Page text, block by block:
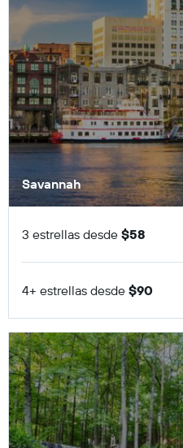
Savannah
3 estrellas desde $58
4+ estrellas desde $90